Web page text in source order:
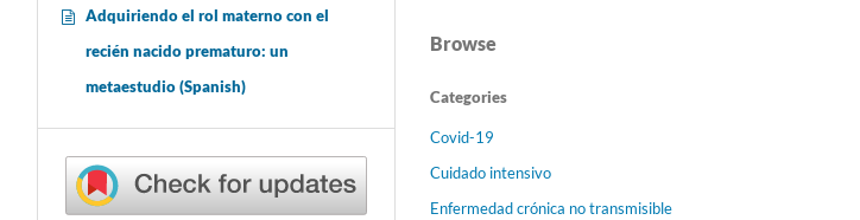
Adquiriendo el rol materno con el
recién nacido prematuro: un
metaestudio (Spanish)
Browse
Categories
Covid-19
Cuidado intensivo
Enfermedad crónica no transmisible